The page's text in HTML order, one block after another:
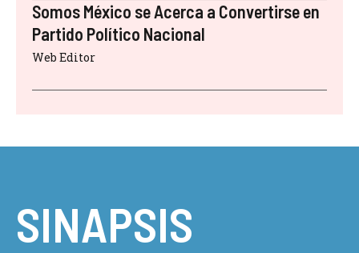
Somos México se Acerca a Convertirse en
Partido Político Nacional
Web Editor
SINAPSIS